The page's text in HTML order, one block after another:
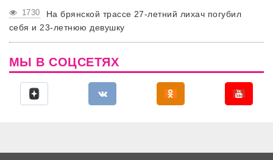
1730
На брянской трассе 27-летний лихач погубил
себя и 23-летнюю девушку
МЫ В СОЦСЕТЯХ